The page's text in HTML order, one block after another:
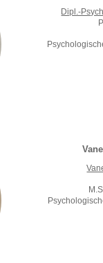
Dipl.-